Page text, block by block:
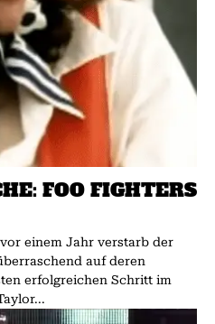
FOO FIGHTERS
einem Jahr verstarb der
auf deren